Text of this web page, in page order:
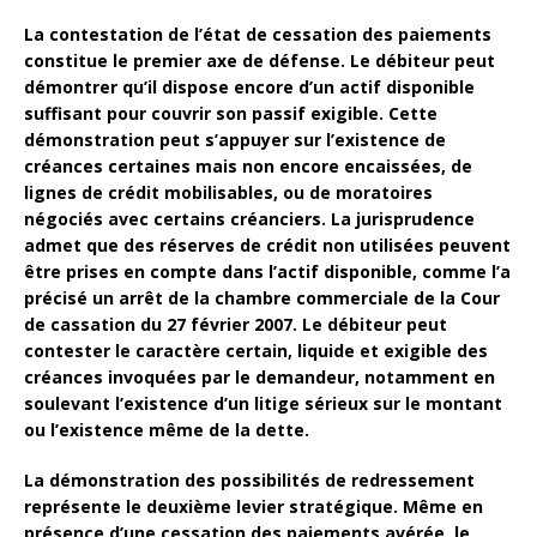
La contestation de l’état de cessation des paiements
constitue le premier axe de défense. Le débiteur peut
démontrer qu’il dispose encore d’un actif disponible
suffisant pour couvrir son passif exigible. Cette
démonstration peut s’appuyer sur l’existence de
créances certaines mais non encore encaissées, de
lignes de crédit mobilisables, ou de moratoires
négociés avec certains créanciers. La jurisprudence
admet que des réserves de crédit non utilisées peuvent
être prises en compte dans l’actif disponible, comme l’a
précisé un arrêt de la chambre commerciale de la Cour
de cassation du 27 février 2007. Le débiteur peut
contester le caractère certain, liquide et exigible des
créances invoquées par le demandeur, notamment en
soulevant l’existence d’un litige sérieux sur le montant
ou l’existence même de la dette.
La démonstration des possibilités de redressement
représente le deuxième levier stratégique. Même en